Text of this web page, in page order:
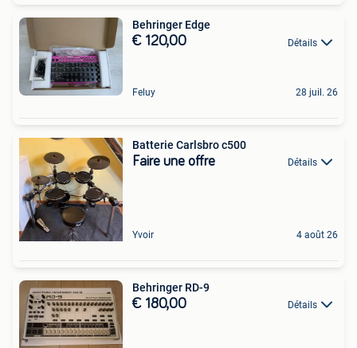
Behringer Edge
€ 120,00 Détails
Feluy 28 juil. 26
Batterie Carlsbro c500
Faire une offre Détails
Yvoir 4 août 26
Behringer RD-9
€ 180,00 Détails